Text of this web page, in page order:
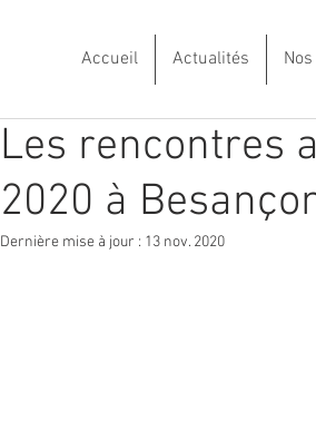
Accueil Actualités
Les rencontres
2020 à
Dernière mise à jour : 13 nov. 2020